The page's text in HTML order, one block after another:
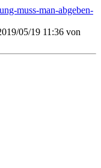
muss-man-abgeben-
05/19 11:36 von